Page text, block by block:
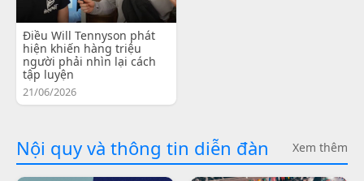
Điều Will Tennyson phát
hiện khiến hàng triệu
người phải nhìn lại cách
tập luyện
21/06/2026
Nội quy và thông tin diễn đàn Xem thêm